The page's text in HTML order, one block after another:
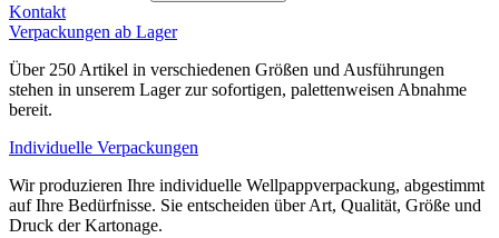
Kontakt
Verpackungen ab Lager
Über 250 Artikel in verschiedenen Größen und Ausführungen
stehen in unserem Lager zur sofortigen, palettenweisen Abnahme
bereit.
Individuelle Verpackungen
Wir produzieren Ihre individuelle Wellpappverpackung, abgestimmt
auf Ihre Bedürfnisse. Sie entscheiden über Art, Qualität, Größe und
Druck der Kartonage.